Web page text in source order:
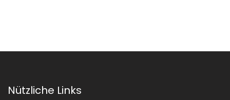
Nützliche Links